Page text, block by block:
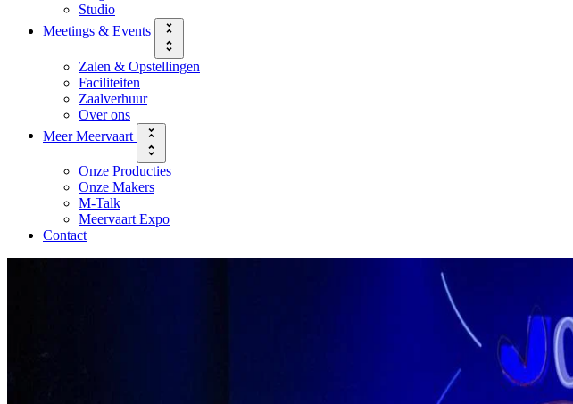
Studio
Meetings & Events
Zalen & Opstellingen
Faciliteiten
Zaalverhuur
Over ons
Meer Meervaart
Onze Producties
Onze Makers
M-Talk
Meervaart Expo
Contact